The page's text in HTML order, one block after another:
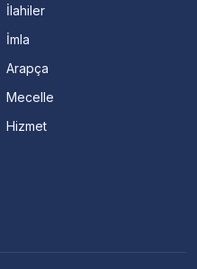
İlahiler
İmla
Arapça
Mecelle
Hizmet